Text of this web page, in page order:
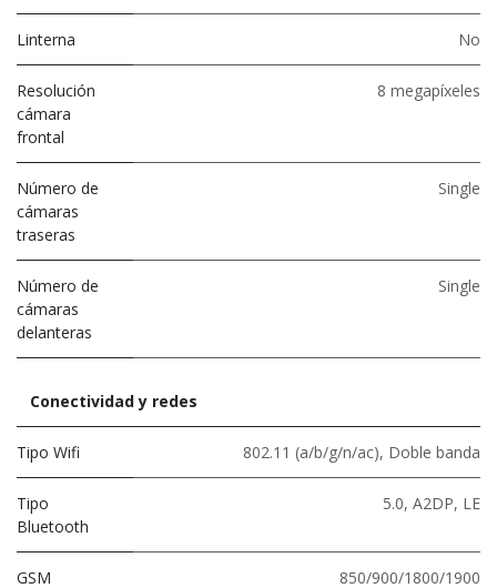
Linterna No
Resolución
cámara
frontal
8 megapíxeles
Número de
cámaras
traseras
Single
Número de
cámaras
delanteras
Single
Conectividad y redes
Tipo Wifi 802.11 (a/b/g/n/ac), Doble banda
Tipo
Bluetooth
5.0, A2DP, LE
GSM 850/900/1800/1900